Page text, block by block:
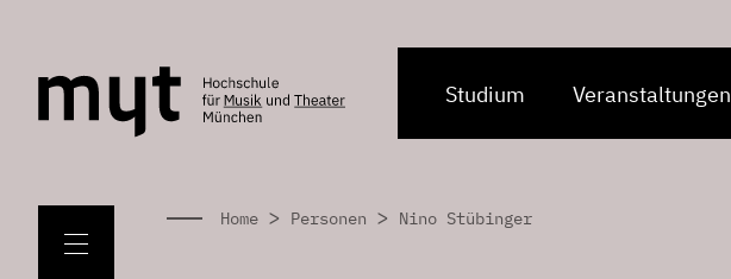
Studium Veranstaltungen
Home > Personen > Nino Stübinger